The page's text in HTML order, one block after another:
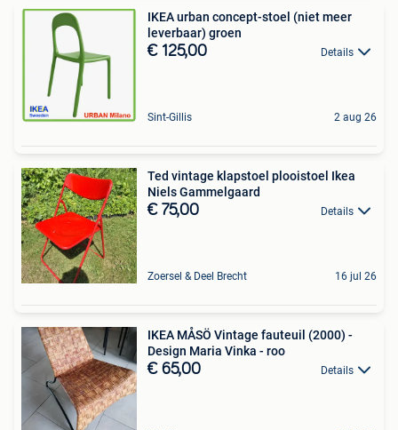
IKEA urban concept-stoel (niet meer
leverbaar) groen
€ 125,00 Details
Sint-Gillis 2 aug 26
Ted vintage klapstoel plooistoel Ikea
Niels Gammelgaard
€ 75,00 Details
Zoersel & Deel Brecht 16 jul 26
IKEA MÅSÖ Vintage fauteuil (2000) -
Design Maria Vinka - roo
€ 65,00 Details